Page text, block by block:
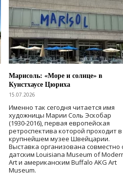
Марисоль: «Море и солнце» в
Кунстхаусе Цюриха
15.07.2026
Именно так сегодня читается имя
художницы Марии Соль Эскобар
(1930-2016), первая европейская
ретроспектива которой проходит в
крупнейшем музее Швейцарии.
Выставка организована совместно
датским Louisiana Museum of
Art и американским Buffalo AKG Art
Museum.